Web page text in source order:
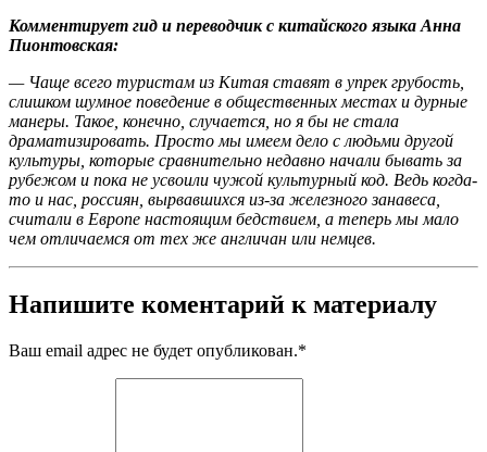
Комментирует гид и переводчик с китайского языка Анна
Пионтовская:
— Чаще всего туристам из Китая ставят в упрек грубость,
слишком шумное поведение в общественных местах и дурные
манеры. Такое, конечно, случается, но я бы не стала
драматизировать. Просто мы имеем дело с людьми другой
культуры, которые сравнительно недавно начали бывать за
рубежом и пока не усвоили чужой культурный код. Ведь когда-
то и нас, россиян, вырвавшихся из-за железного занавеса,
считали в Европе настоящим бедствием, а теперь мы мало
чем отличаемся от тех же англичан или немцев.
Напишите коментарий к материалу
Ваш email адрес не будет опубликован.*